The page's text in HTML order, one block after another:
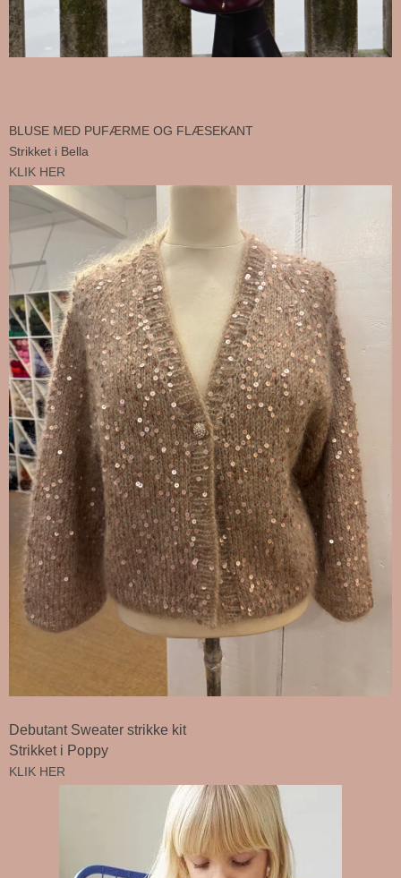
BLUSE MED PUFÆRME OG FLÆSEKANT
Strikket i Bella
KLIK HER
Debutant Sweater strikke kit
Strikket i Poppy
KLIK HER